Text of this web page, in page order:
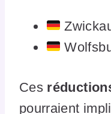
Ces
pourraient